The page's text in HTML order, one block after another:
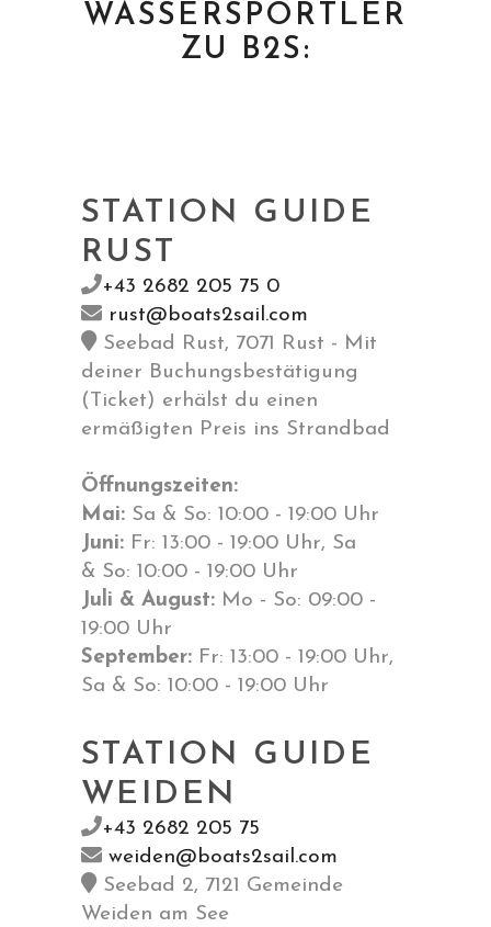
WASSERSPORTLER
ZU B2S:
STATION GUIDE
RUST
+43 2682 205 75 0
rust@boats2sail.com
Seebad Rust, 7071 Rust - Mit
deiner Buchungsbestätigung
(Ticket) erhälst du einen
ermäßigten Preis ins Strandbad
Öffnungszeiten:
Mai: Sa & So: 10:00 - 19:00 Uhr
Juni: Fr: 13:00 - 19:00 Uhr, Sa
& So: 10:00 - 19:00 Uhr
Juli & August: Mo - So: 09:00 -
19:00 Uhr
September: Fr: 13:00 - 19:00 Uhr,
Sa & So: 10:00 - 19:00 Uhr
STATION GUIDE
WEIDEN
+43 2682 205 75
weiden@boats2sail.com
Seebad 2, 7121 Gemeinde
Weiden am See